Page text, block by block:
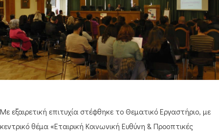
Με εξαιρετική επιτυχία στέφθηκε το Θεματικό Εργαστήριο, με
κεντρικό θέμα «Εταιρική Κοινωνική Ευθύνη & Προοπτικές